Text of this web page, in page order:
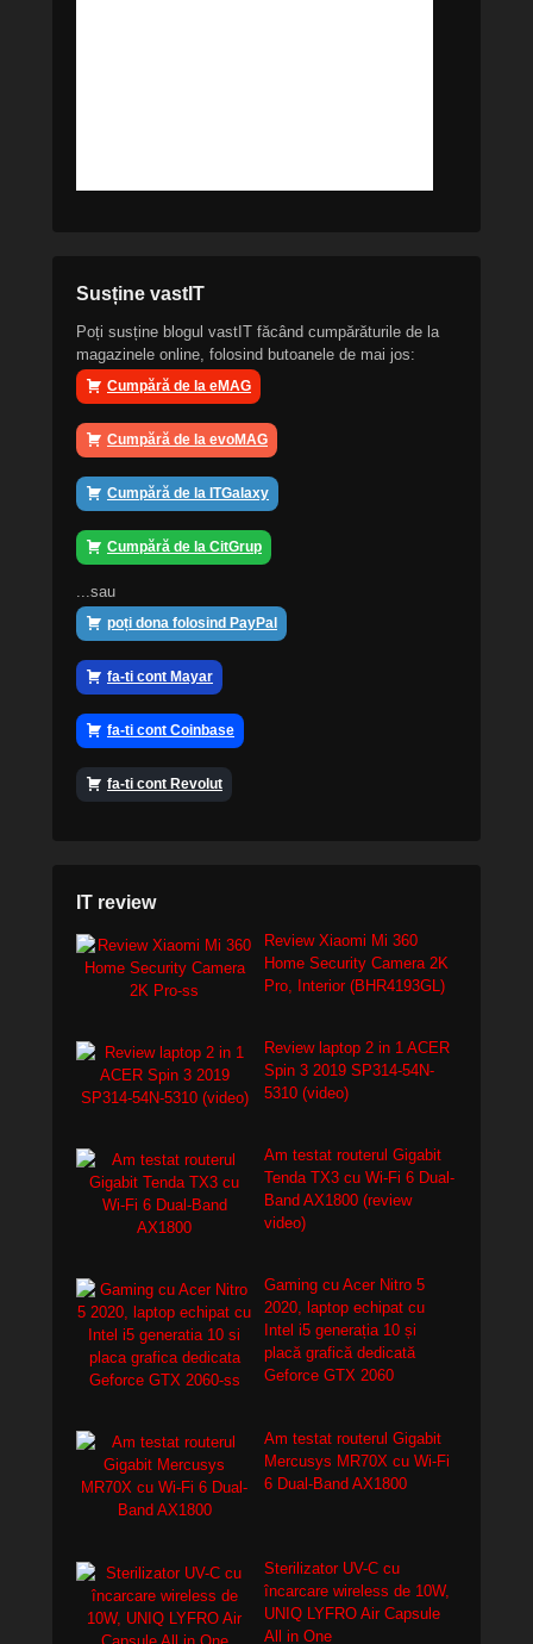
Susține vastIT
Poți susține blogul vastIT făcând cumpărăturile de la
magazinele online, folosind butoanele de mai jos:
Cumpără de la eMAG
Cumpără de la evoMAG
Cumpără de la ITGalaxy
Cumpără de la CitGrup
...sau
poți dona folosind PayPal
fa-ti cont Mayar
fa-ti cont Coinbase
fa-ti cont Revolut
IT review
Review Xiaomi Mi 360
Home Security Camera 2K
Pro, Interior (BHR4193GL)
Review laptop 2 in 1 ACER
Spin 3 2019 SP314-54N-
5310 (video)
Am testat routerul Gigabit
Tenda TX3 cu Wi-Fi 6 Dual-
Band AX1800 (review
video)
Gaming cu Acer Nitro 5
2020, laptop echipat cu
Intel i5 generația 10 și
placă grafică dedicată
Geforce GTX 2060
Am testat routerul Gigabit
Mercusys MR70X cu Wi-Fi
6 Dual-Band AX1800
Sterilizator UV-C cu
încarcare wireless de 10W,
UNIQ LYFRO Air Capsule
All in One